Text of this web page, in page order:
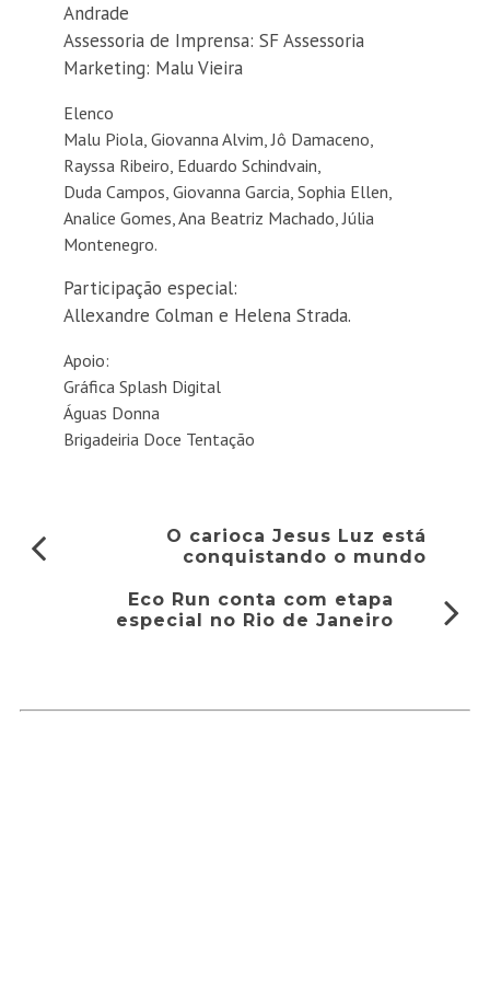
Andrade
Assessoria de Imprensa: SF Assessoria
Marketing: Malu Vieira
Elenco
Malu Piola, Giovanna Alvim, Jô Damaceno,
Rayssa Ribeiro, Eduardo Schindvain,
Duda Campos, Giovanna Garcia, Sophia Ellen,
Analice Gomes, Ana Beatriz Machado, Júlia
Montenegro.
Participação especial:
Allexandre Colman e Helena Strada.
Apoio:
Gráfica Splash Digital
Águas Donna
Brigadeiria Doce Tentação
O carioca Jesus Luz está
conquistando o mundo
Eco Run conta com etapa
especial no Rio de Janeiro